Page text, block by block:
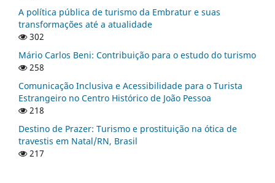
A política pública de turismo da Embratur e suas
transformações até a atualidade
302
Mário Carlos Beni: Contribuição para o estudo do turismo
258
Comunicação Inclusiva e Acessibilidade para o Turista
Estrangeiro no Centro Histórico de João Pessoa
218
Destino de Prazer: Turismo e prostituição na ótica de
travestis em Natal/RN, Brasil
217